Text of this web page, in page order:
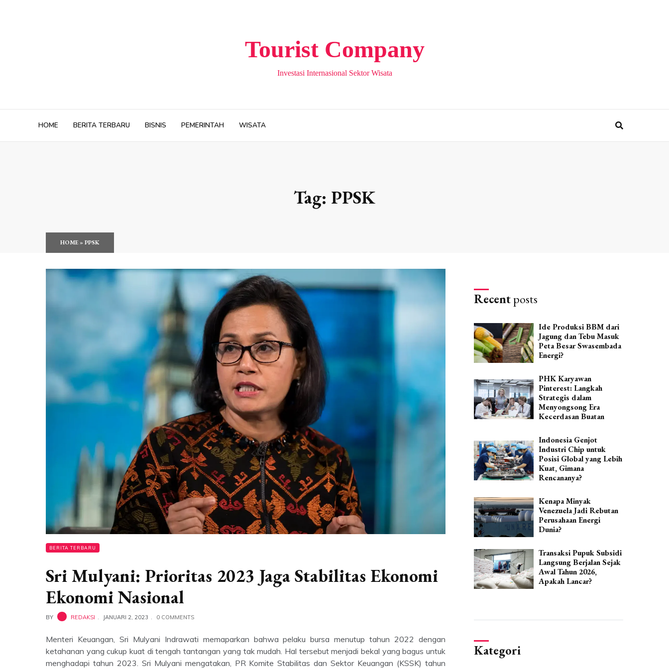
Tourist Company
Investasi Internasional Sektor Wisata
HOME BERITA TERBARU BISNIS PEMERINTAH WISATA
Tag: PPSK
HOME»PPSK
BERITA TERBARU
Sri Mulyani: Prioritas 2023 Jaga Stabilitas Ekonomi
Ekonomi Nasional
BY REDAKSI JANUARI 2, 2023 0 COMMENTS
Menteri Keuangan, Sri Mulyani Indrawati memaparkan bahwa pelaku bursa menutup tahun 2022 dengan
ketahanan yang cukup kuat di tengah tantangan yang tak mudah. Hal tersebut menjadi bekal yang bagus untuk
menghadapi tahun 2023. Sri Mulyani mengatakan, PR Komite Stabilitas dan Sektor Keuangan (KSSK) tahun
Recentposts
Ide Produksi BBM dari
Jagung dan Tebu Masuk
Peta Besar Swasembada
Energi?
PHK Karyawan
Pinterest: Langkah
Strategis dalam
Menyongsong Era
Kecerdasan Buatan
Indonesia Genjot
Industri Chip untuk
Posisi Global yang Lebih
Kuat, Gimana
Rencananya?
Kenapa Minyak
Venezuela Jadi Rebutan
Perusahaan Energi
Dunia?
Transaksi Pupuk Subsidi
Langsung Berjalan Sejak
Awal Tahun 2026,
Apakah Lancar?
Kategori